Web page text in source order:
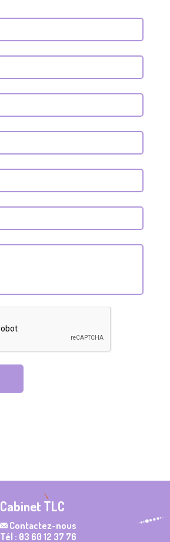
Cabinet TLC
Contactez-nous
Tél : 03 60 12 37 76